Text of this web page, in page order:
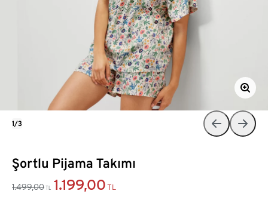
Şortlu Pijama Takımı
1.499,00 TL 1.199,00 TL
1/3